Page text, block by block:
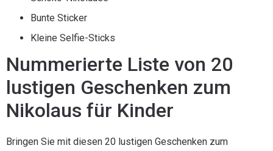
Bunte Sticker
Kleine Selfie-Sticks
Nummerierte Liste von 20
lustigen Geschenken zum
Nikolaus für Kinder
Bringen Sie mit diesen 20 lustigen Geschenken zum